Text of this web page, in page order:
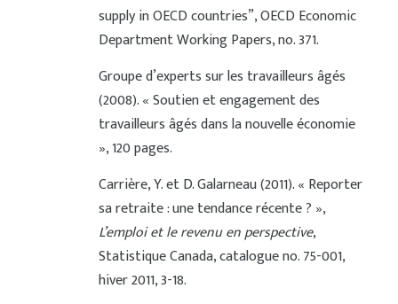
supply in OECD countries”, OECD Economic
Department Working Papers, no. 371.
Groupe d’experts sur les travailleurs âgés
(2008). « Soutien et engagement des
travailleurs âgés dans la nouvelle économie
», 120 pages.
Carrière, Y. et D. Galarneau (2011). « Reporter
sa retraite : une tendance récente ? »,
L’emploi et le revenu en perspective,
Statistique Canada, catalogue no. 75-001,
hiver 2011, 3-18.